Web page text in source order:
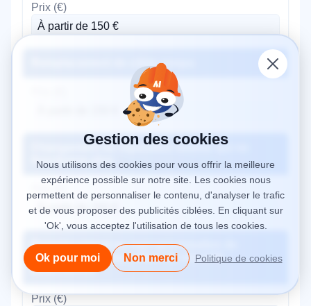
À partir de 150 €
Remplacement de câble rompu
Changement ou réparation moteur qui ne
fonctionne plus
À partir de 200 €
Remplacement ou reprogrammation de
télécommande ou cellule de sécurité
défectueuse
Gestion des cookies
Nous utilisons des cookies pour vous offrir la meilleure
expérience possible sur notre site. Les cookies nous
permettent de personnaliser le contenu, d'analyser le trafic
et de vous proposer des publicités ciblées. En cliquant sur
'Ok', vous acceptez l'utilisation de tous les cookies.
Ok pour moi Non merci Politique de cookies